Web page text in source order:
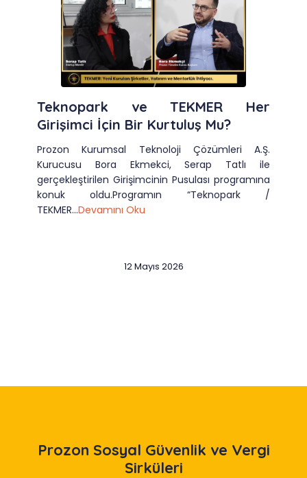
Teknopark ve TEKMER Her
Girişimci İçin Bir Kurtuluş Mu?
Prozon Kurumsal Teknoloji Çözümleri A.Ş.
Kurucusu Bora Ekmekci, Serap Tatlı ile
gerçekleştirilen Girişimcinin Pusulası programına
konuk oldu.Programın “Teknopark /
TEKMER...Devamını Oku
12 Mayıs 2026
Prozon Sosyal Güvenlik ve Vergi
Sirküleri